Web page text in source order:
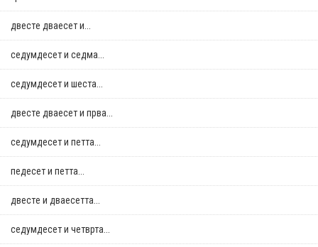
двестe дваесет и...
седумдесет и седма...
седумдесет и шеста...
двестe дваесет и прва...
седумдесет и петта...
педесет и петта...
двестe и дваесетта...
седумдесет и четврта...